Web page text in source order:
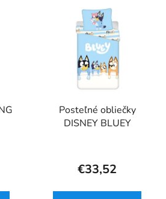
Posteľné obliečky
DISNEY BLUEY
€33,52